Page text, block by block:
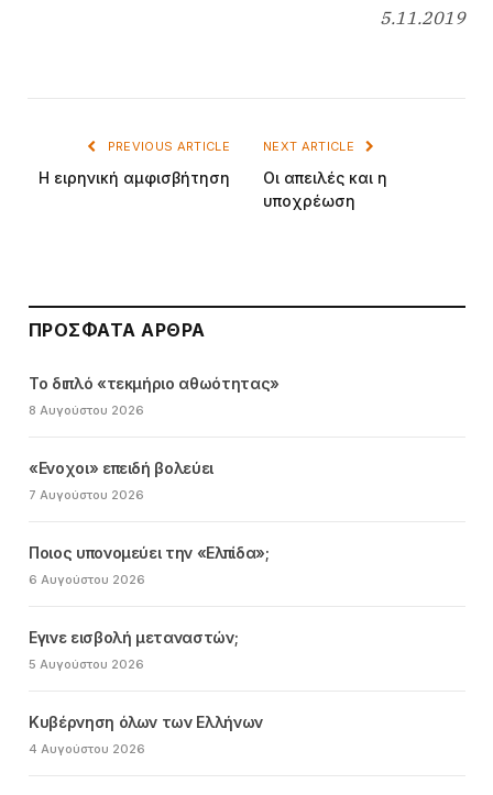
5.11.2019
PREVIOUS ARTICLE
Η ειρηνική αμφισβήτηση
NEXT ARTICLE
Οι απειλές και η
υποχρέωση
ΠΡΌΣΦΑΤΑ ΆΡΘΡΑ
Το διπλό «τεκμήριο αθωότητας»
8 Αυγούστου 2026
«Ενοχοι» επειδή βολεύει
7 Αυγούστου 2026
Ποιος υπονομεύει την «Ελπίδα»;
6 Αυγούστου 2026
Εγινε εισβολή μεταναστών;
5 Αυγούστου 2026
Κυβέρνηση όλων των Ελλήνων
4 Αυγούστου 2026